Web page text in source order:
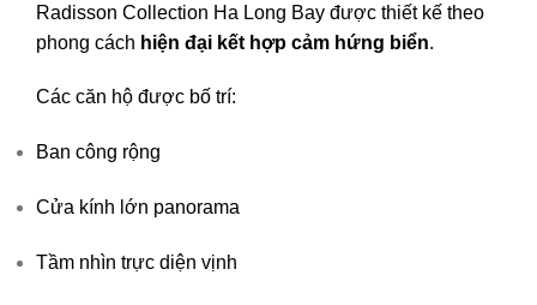
Radisson Collection Ha Long Bay được thiết kế theo
phong cách hiện đại kết hợp cảm hứng biển.
Các căn hộ được bố trí:
Ban công rộng
Cửa kính lớn panorama
Tầm nhìn trực diện vịnh